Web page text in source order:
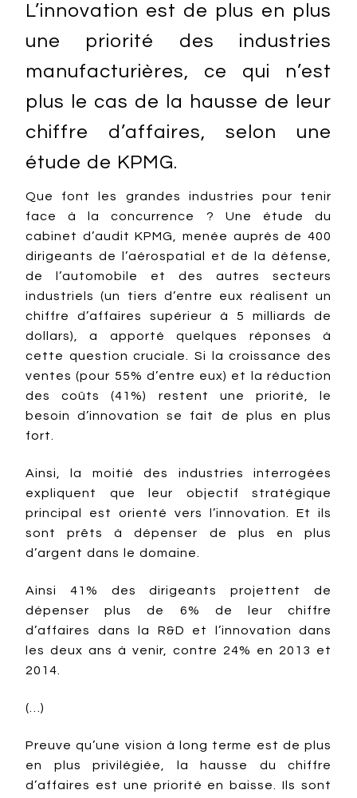
L’innovation est de plus en plus
une priorité des industries
manufacturières, ce qui n’est
plus le cas de la hausse de leur
chiffre d’affaires, selon une
étude de KPMG.
Que font les grandes industries pour tenir
face à la concurrence ? Une étude du
cabinet d’audit KPMG, menée auprès de 400
dirigeants de l’aérospatial et de la défense,
de l’automobile et des autres secteurs
industriels (un tiers d’entre eux réalisent un
chiffre d’affaires supérieur à 5 milliards de
dollars), a apporté quelques réponses à
cette question cruciale. Si la croissance des
ventes (pour 55% d’entre eux) et la réduction
des coûts (41%) restent une priorité, le
besoin d’innovation se fait de plus en plus
fort.
Ainsi, la moitié des industries interrogées
expliquent que leur objectif stratégique
principal est orienté vers l’innovation. Et ils
sont prêts à dépenser de plus en plus
d’argent dans le domaine.
Ainsi 41% des dirigeants projettent de
dépenser plus de 6% de leur chiffre
d’affaires dans la R&D et l’innovation dans
les deux ans à venir, contre 24% en 2013 et
2014.
(…)
Preuve qu’une vision à long terme est de plus
en plus privilégiée, la hausse du chiffre
d’affaires est une priorité en baisse. Ils sont